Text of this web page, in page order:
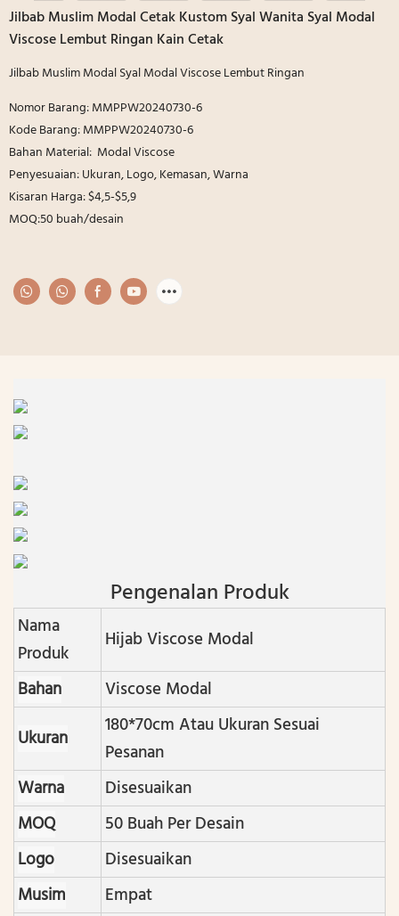
Jilbab Muslim Modal Cetak Kustom Syal Wanita Syal Modal
Viscose Lembut Ringan Kain Cetak
Jilbab Muslim Modal Syal Modal Viscose Lembut Ringan
Nomor Barang: MMPPW20240730-6
Kode Barang: MMPPW20240730-6
Bahan Material: Modal Viscose
Penyesuaian: Ukuran, Logo, Kemasan, Warna
Kisaran Harga: $4,5-$5,9
MOQ:50 buah/desain
Pengenalan Produk
Nama
Produk
Hijab Viscose Modal
Bahan
Viscose Modal
Ukuran
180*70cm Atau Ukuran Sesuai
Pesanan
Warna
Disesuaikan
MOQ
50 Buah Per Desain
Logo
Disesuaikan
Musim
Empat